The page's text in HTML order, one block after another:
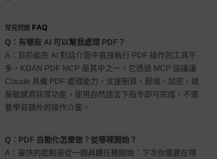
常見問題 FAQ
Q：有哪些 AI 可以幫我處理 PDF？
A：目前能在 AI 對話介面中直接執行 PDF 操作的工具不
多，KDAN PDF MCP 是其中之一。它透過 MCP 協議讓
Claude 具備 PDF 處理能力，支援刪頁、壓縮、加密、遮
蔽敏感資訊等功能，使用自然語言下指令即可完成，不需
要學習額外的操作介面。
Q：PDF 自動化怎麼做？從哪裡開始？
A：最快的起點是從一個具體任務開始：下次你需要在傳